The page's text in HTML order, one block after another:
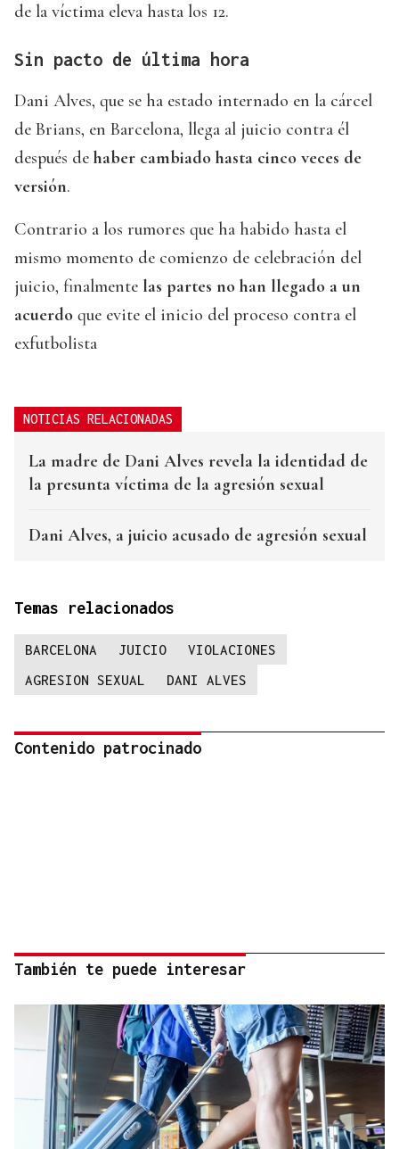
de la víctima eleva hasta los 12.
Sin pacto de última hora
Dani Alves, que se ha estado internado en la cárcel
de Brians, en Barcelona, llega al juicio contra él
después de haber cambiado hasta cinco veces de
versión.
Contrario a los rumores que ha habido hasta el
mismo momento de comienzo de celebración del
juicio, finalmente las partes no han llegado a un
acuerdo que evite el inicio del proceso contra el
exfutbolista
NOTICIAS RELACIONADAS
La madre de Dani Alves revela la identidad de
la presunta víctima de la agresión sexual
Dani Alves, a juicio acusado de agresión sexual
Temas relacionados
BARCELONA JUICIO
VIOLACIONES
AGRESION SEXUAL
DANI ALVES
Contenido patrocinado
También te puede interesar